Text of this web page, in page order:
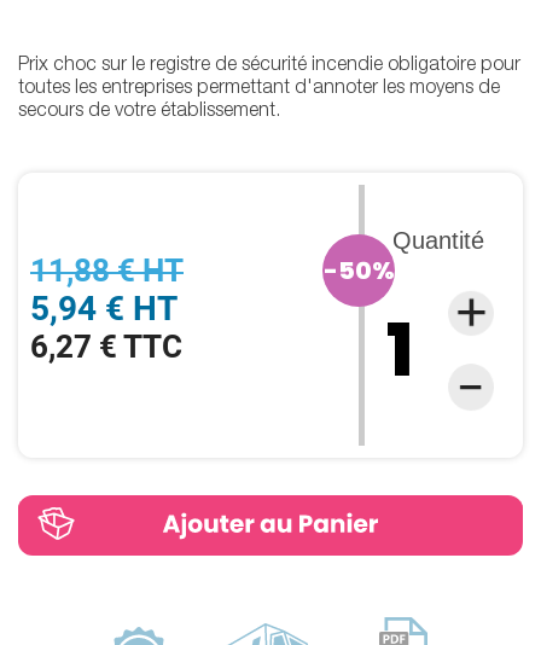
11,88 € HT
5,94 € HT
6,27 € TTC
-50%
Quantité
Prix choc sur le registre de sécurité incendie obligatoire pour
toutes les entreprises permettant d'annoter les moyens de
secours de votre établissement.